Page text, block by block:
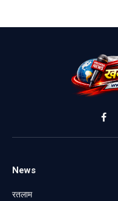
News
रतलाम